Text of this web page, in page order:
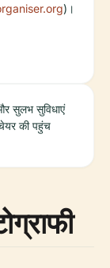
)।
सुलभ सुविधाएं
की पहुंच